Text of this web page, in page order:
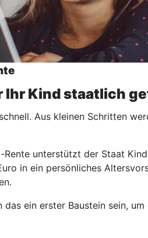
Ihr Kind staatlich
Aus kleinen Schritten
unterstützt der Staat
in ein persönliches
das ein erster Baustein sein,